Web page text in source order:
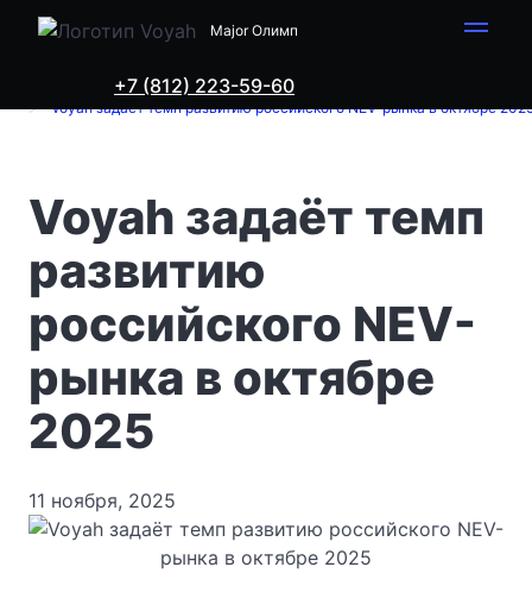
Major Олимп
+7 (812) 223-59-60
Voyah в Санкт-Петербурге
Новости
Voyah задаёт темп развитию российского NEV-рынка в октябре
Voyah задаёт темп
развитию
российского NEV-
рынка в октябре
2025
11 ноября, 2025